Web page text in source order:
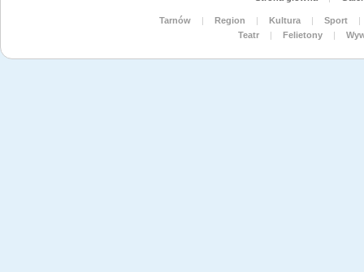
Tarnów | Region | Kultura | Sport
|
Teatr
| Felietony |